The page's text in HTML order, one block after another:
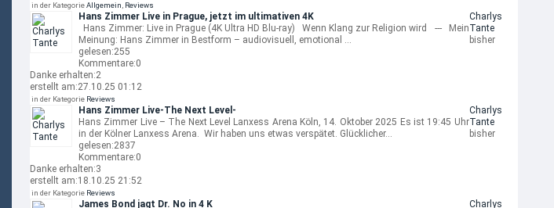
in der KategorieAllgemein Reviews
Hans Zimmer Live in Prague, jetzt im ultimativen 4K
Hans Zimmer: Live in Prague (4K Ultra HD Blu-ray) Wenn Klang zur Religion wird --- Mein
Meinung: Hans Zimmer in Bestform – audiovisuell, emotional …
Charlys
Tante
bisher
gelesen:255
Kommentare:0
Danke erhalten:2
erstellt am:27.10.25 01:12
in der Kategorie Reviews
Hans Zimmer Live-The Next Level-
Hans Zimmer Live – The Next Level Lanxess Arena Köln, 14. Oktober 2025 Es ist 19:45 Uhr
in der Kölner Lanxess Arena. Wir haben uns etwas verspätet. Glücklicher…
Charlys
Tante
bisher
gelesen:2837
Kommentare:0
Danke erhalten:3
erstellt am:18.10.25 21:52
in der Kategorie Reviews
James Bond jagt Dr. No in 4 K
Charlys